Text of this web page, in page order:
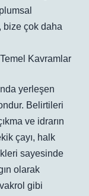
bize çok daha
Kavramlar
yerleşen
Belirtileri
ve idrarın
çayı, halk
sayesinde
olarak
gibi